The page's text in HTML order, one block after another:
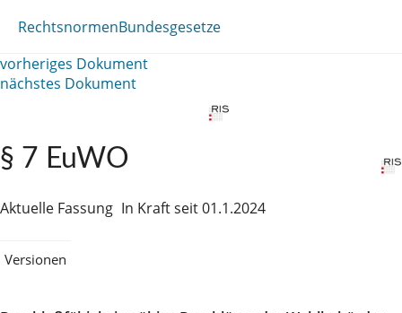
RechtsnormenBundesgesetze
vorheriges Dokument
nächstes Dokument
§ 7 EuWO
Aktuelle Fassung In Kraft seit 01.1.2024
Versionen